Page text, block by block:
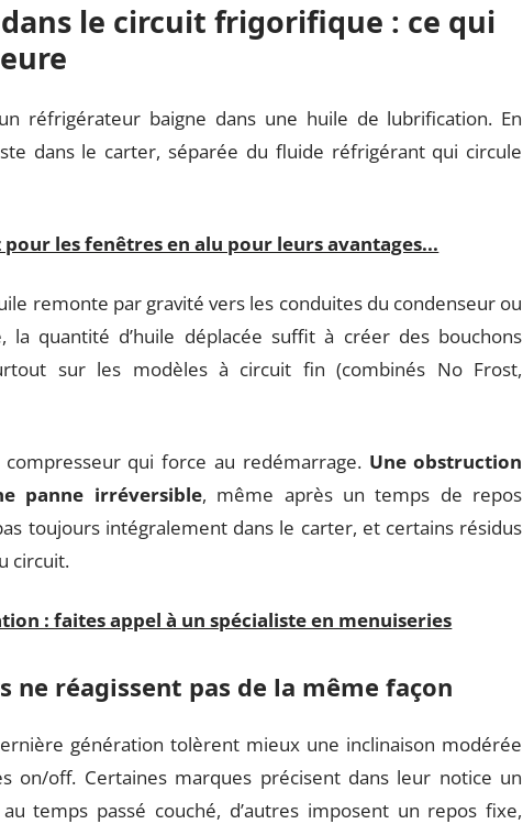
le circuit frigorifique : ce qui
réfrigérateur baigne dans une huile de lubrification. En
dans le carter, séparée du fluide réfrigérant qui circule
pour les fenêtres en alu pour leurs avantages...
remonte par gravité vers les conduites du condenseur ou
la quantité d’huile déplacée suffit à créer des bouchons
sur les modèles à circuit fin (combinés No Frost,
qui force au redémarrage. Une obstruction
panne irréversible, même après un temps de repos
toujours intégralement dans le carter, et certains résidus
circuit.
: faites appel à un spécialiste en menuiseries
ne réagissent pas de la même façon
génération tolèrent mieux une inclinaison modérée
on/off. Certaines marques précisent dans leur notice un
temps passé couché, d’autres imposent un repos fixe,